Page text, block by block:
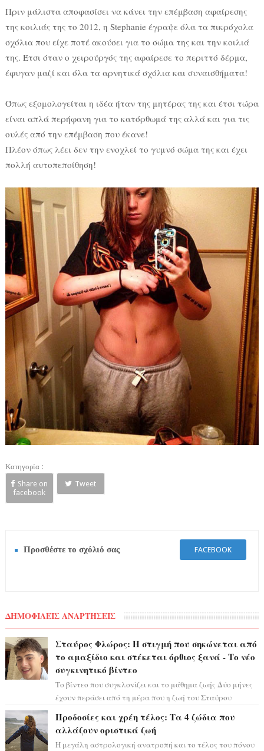
Πριν μάλιστα αποφασίσει να κάνει την επέμβαση αφαίρεσης
της κοιλιάς της το 2012, η Stephanie έγραψε όλα τα πικρόχολα
σχόλια που είχε ποτέ ακούσει για το σώμα της και την κοιλιά
της. Έτσι όταν ο χειρούργός της αφαίρεσε το περιττό δέρμα,
έφυγαν μαζί και όλα τα αρνητικά σχόλια και συναισθήματα!
Όπως εξομολογείται η ιδέα ήταν της μητέρας της και έτσι τώρα
είναι απλά περήφανη για το κατόρθωμά της αλλά και για τις
ουλές από την επέμβαση που έκανε!
Πλέον όπως λέει δεν την ενοχλεί το γυμνό σώμα της και έχει
πολλή αυτοπεποίθηση!
Κατηγορία :
Share on
facebook
Tweet
Προσθέστε το σχόλιό σας FACEBOOK
ΔΗΜΟΦΙΛΕΙΣ ΑΝΑΡΤΗΣΕΙΣ
Σταύρος Φλώρος: Η στιγμή που σηκώνεται από
το αμαξίδιο και στέκεται όρθιος ξανά - Το νέο
συγκινητικό βίντεο
Το βίντεο που συγκλονίζει και το μάθημα ζωής Δύο μήνες
έχουν περάσει από τη μέρα που η ζωή του Σταύρου
Προδοσίες και χρέη τέλος: Τα 4 ζώδια που
αλλάζουν οριστικά ζωή
Η μεγάλη αστρολογική ανατροπή και το τέλος του πόνου